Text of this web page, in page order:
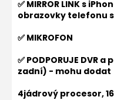
✅ MIRROR LINK s
obrazovky telefonu
✅ MIKROFON
✅ PODPORUJE
zadní) - mohu dodat
4jádrový procesor,